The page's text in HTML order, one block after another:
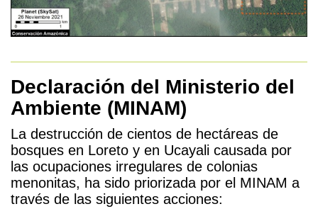
Declaración del Ministerio del
Ambiente (MINAM)
La destrucción de cientos de hectáreas de
bosques en Loreto y en Ucayali causada por
las ocupaciones irregulares de colonias
menonitas, ha sido priorizada por el MINAM a
través de las siguientes acciones: